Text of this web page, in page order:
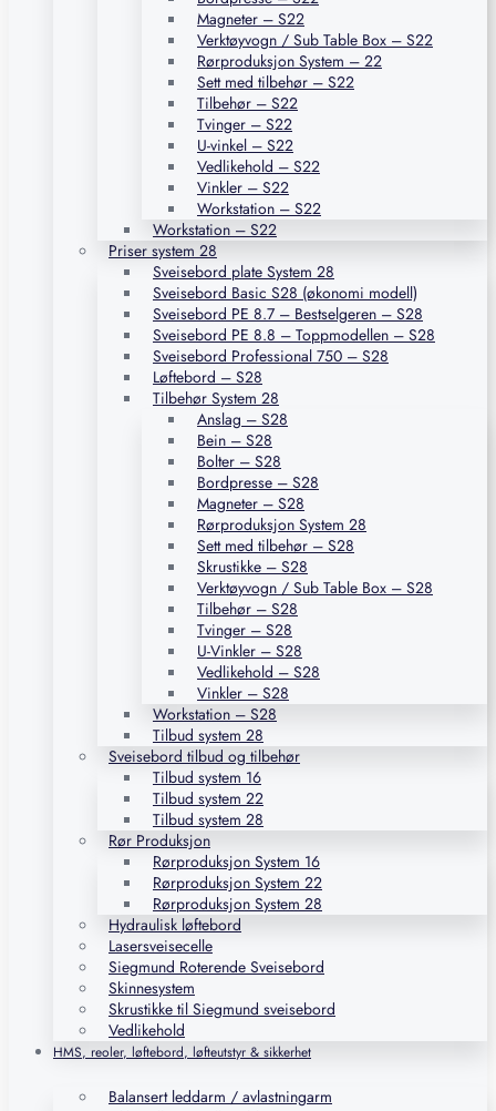
Magneter – S22
Verktøyvogn / Sub Table Box – S22
Rørproduksjon System – 22
Sett med tilbehør – S22
Tilbehør – S22
Tvinger – S22
U-vinkel – S22
Vedlikehold – S22
Vinkler – S22
Workstation – S22
Workstation – S22
Priser system 28
Sveisebord plate System 28
Sveisebord Basic S28 (økonomi modell)
Sveisebord PE 8.7 – Bestselgeren – S28
Sveisebord PE 8.8 – Toppmodellen – S28
Sveisebord Professional 750 – S28
Løftebord – S28
Tilbehør System 28
Anslag – S28
Bein – S28
Bolter – S28
Bordpresse – S28
Magneter – S28
Rørproduksjon System 28
Sett med tilbehør – S28
Skrustikke – S28
Verktøyvogn / Sub Table Box – S28
Tilbehør – S28
Tvinger – S28
U-Vinkler – S28
Vedlikehold – S28
Vinkler – S28
Workstation – S28
Tilbud system 28
Sveisebord tilbud og tilbehør
Tilbud system 16
Tilbud system 22
Tilbud system 28
Rør Produksjon
Rørproduksjon System 16
Rørproduksjon System 22
Rørproduksjon System 28
Hydraulisk løftebord
Lasersveisecelle
Siegmund Roterende Sveisebord
Skinnesystem
Skrustikke til Siegmund sveisebord
Vedlikehold
HMS, reoler, løftebord, løfteutstyr & sikkerhet
Balansert leddarm / avlastningarm